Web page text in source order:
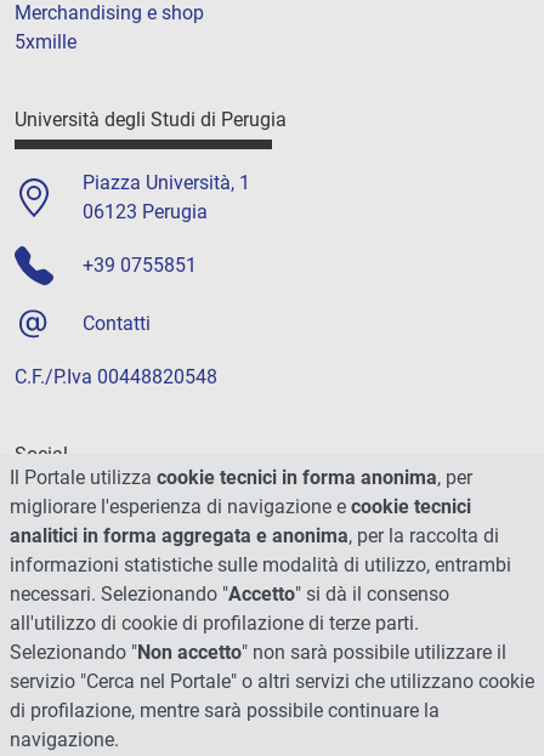
Merchandising e shop
5xmille
Università degli Studi di Perugia
Piazza Università, 1
06123 Perugia
+39 0755851
Contatti
C.F./P.Iva 00448820548
Social
Il Portale utilizza cookie tecnici in forma anonima, per
migliorare l'esperienza di navigazione e cookie tecnici
analitici in forma aggregata e anonima, per la raccolta di
informazioni statistiche sulle modalità di utilizzo, entrambi
necessari. Selezionando "Accetto" si dà il consenso
all'utilizzo di cookie di profilazione di terze parti.
Selezionando "Non accetto" non sarà possibile utilizzare il
servizio "Cerca nel Portale" o altri servizi che utilizzano cookie
di profilazione, mentre sarà possibile continuare la
navigazione.